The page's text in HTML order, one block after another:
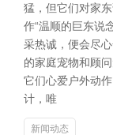
猛，但它们对家
作“温顺的巨东说
采热诚，便会尽
的家庭宠物和顾
它们心爱户外动
计，唯
新闻动态